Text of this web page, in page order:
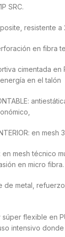
SRC.
resistente a
en fibra
cimentada
en el talón
en mesh
en mesh técnico
en micro fibra.
de metal,
flexible en
intensivo